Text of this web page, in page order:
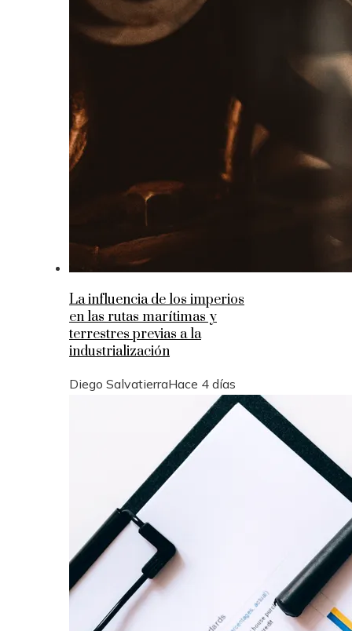
La influencia de los imperios
en las rutas marítimas y
terrestres previas a la
industrialización
Diego SalvatierraHace 4 días